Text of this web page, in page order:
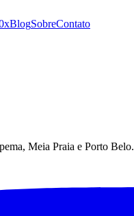
BlogSobreContato
Meia Praia e Porto Belo.